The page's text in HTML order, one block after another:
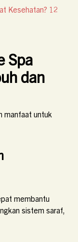
Kesehatan? 12
Spa
dan
manfaat untuk
membantu
sistem saraf,